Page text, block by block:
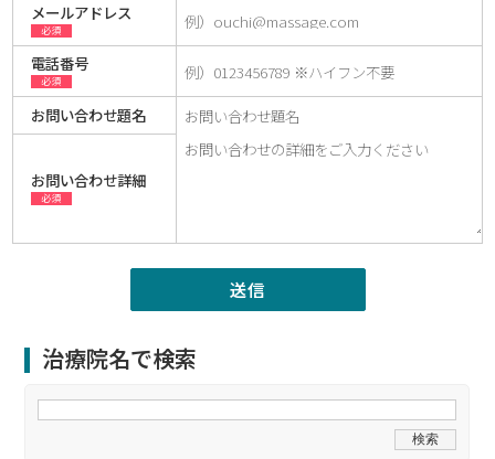
メールアドレス
必須
電話番号
必須
お問い合わせ題名
お問い合わせ詳細
必須
治療院名で検索